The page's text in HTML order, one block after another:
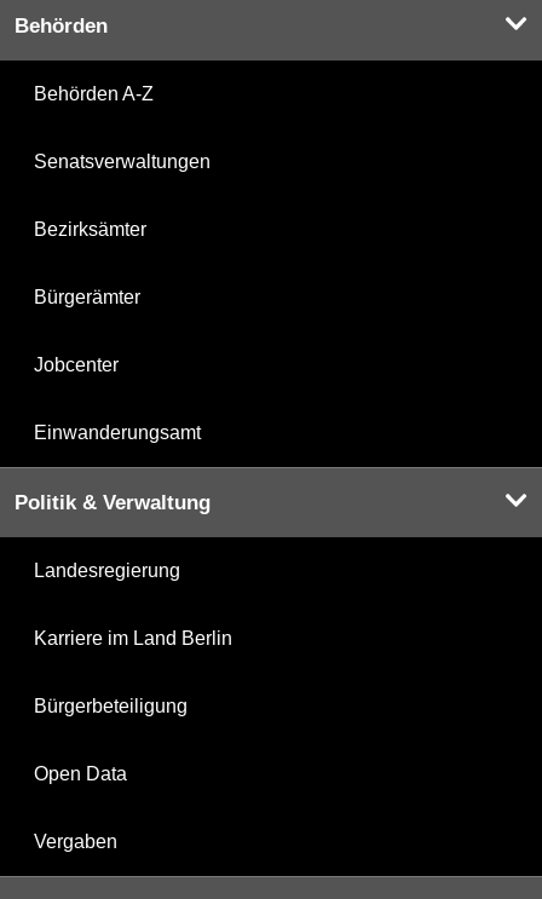
Behörden
Behörden A-Z
Senatsverwaltungen
Bezirksämter
Bürgerämter
Jobcenter
Einwanderungsamt
Politik & Verwaltung
Landesregierung
Karriere im Land Berlin
Bürgerbeteiligung
Open Data
Vergaben